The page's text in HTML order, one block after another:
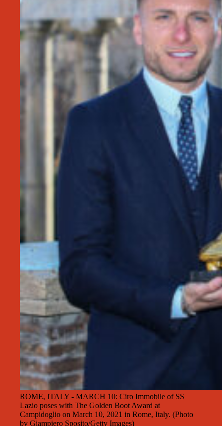
ROME, ITALY - MARCH 10: Ciro Immobile of SS
Lazio poses with The Golden Boot Award at
Campidoglio on March 10, 2021 in Rome, Italy. (Photo
by Giampiero Sposito/Getty Images)